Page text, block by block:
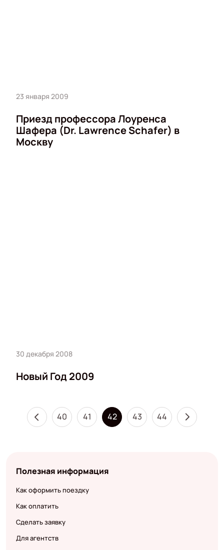
23 января 2009
Приезд профессора Лоуренса
Шафера (Dr. Lawrence Schafer) в
Москву
30 декабря 2008
Новый Год 2009
40 41 42 43 44
Полезная информация
Как оформить поездку
Как оплатить
Сделать заявку
Для агентств